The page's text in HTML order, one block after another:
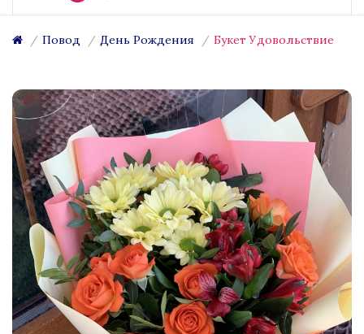
Повод День Рождения Букет Удовольствие